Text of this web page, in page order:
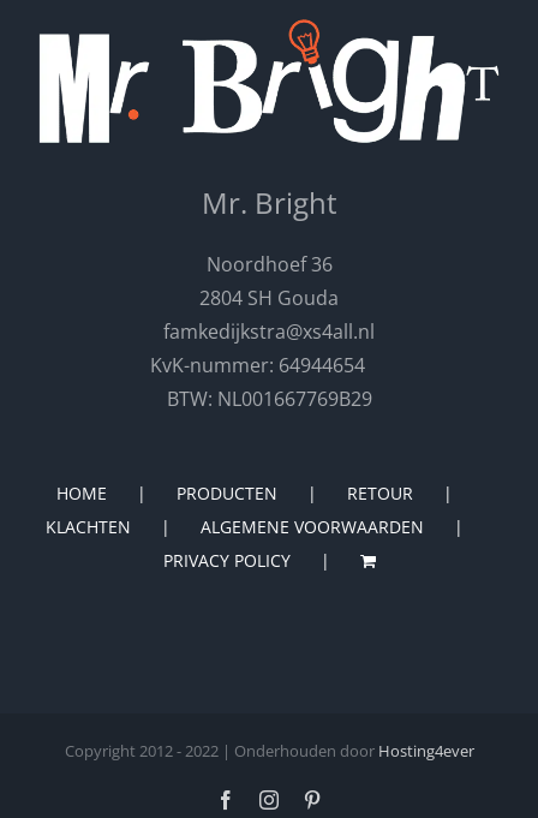
Mr. Bright
Noordhoef 36
2804 SH Gouda
famkedijkstra@xs4all.nl
KvK-nummer: 64944654
BTW: NL001667769B29
HOME PRODUCTEN
RETOUR
KLACHTEN
ALGEMENE VOORWAARDEN
PRIVACY POLICY
Copyright 2012 - 2022 | Onderhouden door Hosting4ever
FacebookInstagram